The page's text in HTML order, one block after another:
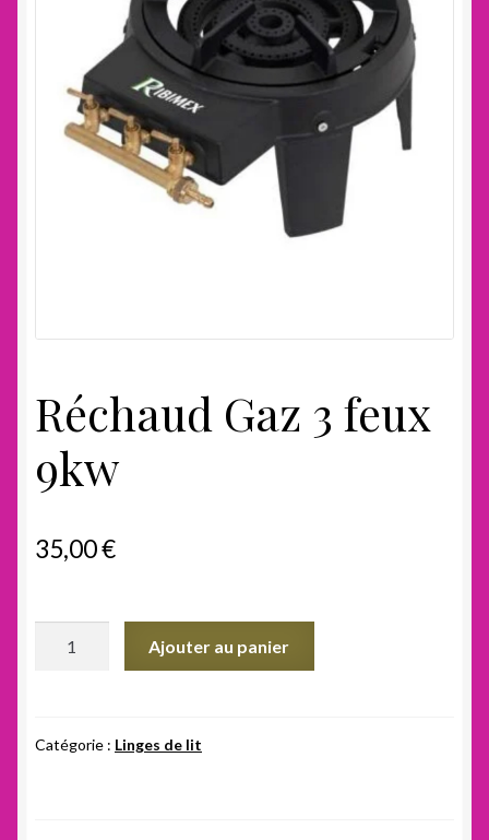
Réchaud Gaz 3 feux
9kw
35,00€
3
Ajouter au panier
Catégorie : Linges de lit